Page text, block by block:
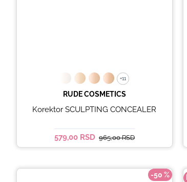
+11
+11
RUDE COSMETICS
Korektor SCULPTING CONCEALER
579,00 RSD 965,00 RSD
-50 %